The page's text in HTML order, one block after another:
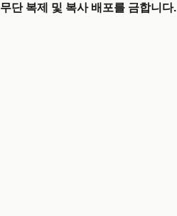
무단 복제 및 복사 배포를 금합니다.